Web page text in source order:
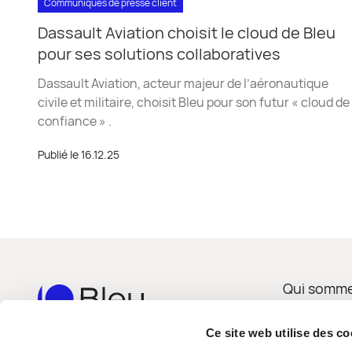
Ce site web utilise des
Communiqués de presse client
Dassault Aviation choisit le cloud de Bleu
pour ses solutions collaboratives
Dassault Aviation, acteur majeur de l’aéronautique
civile et militaire, choisit Bleu pour son futur « cloud de
confiance » .
Publié le 16.12.25
Qui